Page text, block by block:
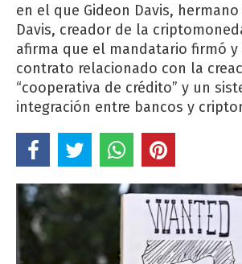
en el que Gideon Davis,
Davis, creador de la
afirma que el mandatario firmó
contrato relacionado con la
“cooperativa de crédito” y un
integración entre bancos y